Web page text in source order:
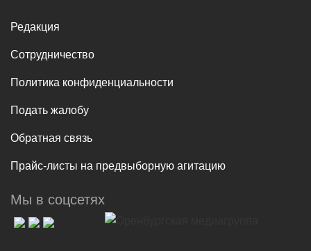
Редакция
Сотрудничество
Политика конфиденциальности
Подать жалобу
Обратная связь
Прайс-листы на предвыборную агитацию
Мы в соцсетях